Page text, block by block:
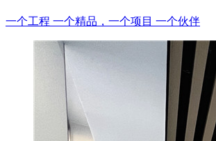
一个工程 一个精品，一个项目 一个伙伴